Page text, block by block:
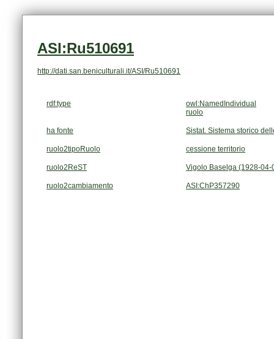
ASI:Ru510691
http://dati.san.beniculturali.it/ASI/Ru510691
rdf:type
owl:NamedIndividual
ruolo
ha fonte Sistat. Sistema storico
ruolo2tipoRuolo cessione territorio
ruolo2ReST Vigolo Baselga (1928-04-
ruolo2cambiamento ASI:ChP357290